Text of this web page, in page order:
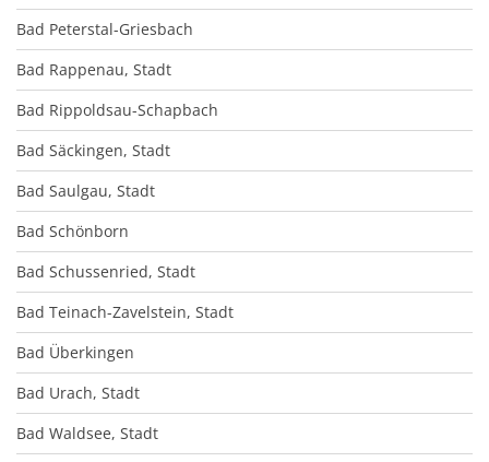
Bad Peterstal-Griesbach
Bad Rappenau, Stadt
Bad Rippoldsau-Schapbach
Bad Säckingen, Stadt
Bad Saulgau, Stadt
Bad Schönborn
Bad Schussenried, Stadt
Bad Teinach-Zavelstein, Stadt
Bad Überkingen
Bad Urach, Stadt
Bad Waldsee, Stadt